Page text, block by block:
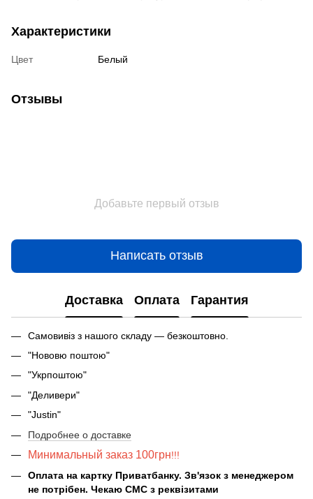
Характеристики
Цвет Белый
Отзывы
Добавьте первый отзыв
Написать отзыв
Доставка Оплата Гарантия
Самовивіз з нашого складу — безкоштовно.
"Нововю поштою"
"Укрпоштою"
"Деливери"
"Justin"
Подробнее о доставке
Минимальный заказ 100грн!!!
Оплата на картку Приватбанку. Зв'язок з менеджером
не потрібен. Чекаю СМС з реквізитами